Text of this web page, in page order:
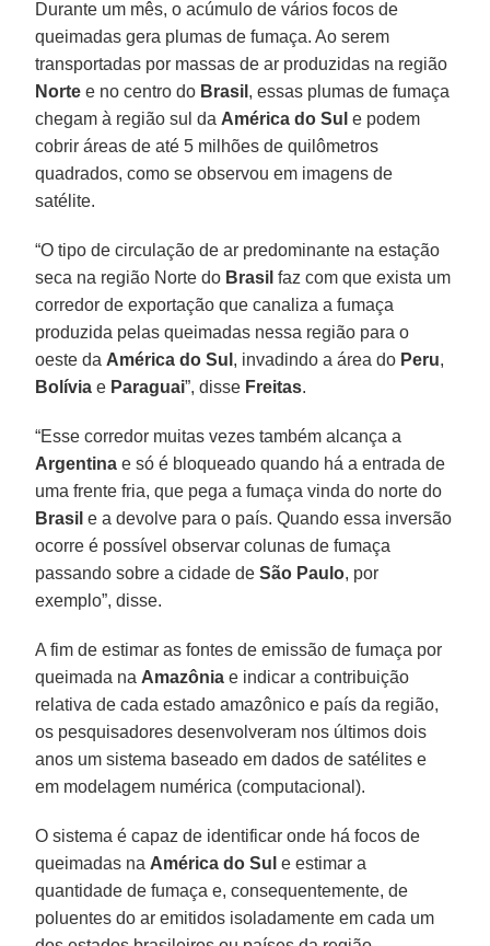
Durante um mês, o acúmulo de vários focos de
queimadas gera plumas de fumaça. Ao serem
transportadas por massas de ar produzidas na região
Norte e no centro do Brasil , essas plumas de fumaça
chegam à região sul da América do Sul e podem
cobrir áreas de até 5 milhões de quilômetros
quadrados, como se observou em imagens de
satélite.
“O tipo de circulação de ar predominante na estação
seca na região Norte do Brasil faz com que exista um
corredor de exportação que canaliza a fumaça
produzida pelas queimadas nessa região para o
oeste da América do Sul , invadindo a área do Peru,
Bolívia e Paraguai”, disse Freitas.
“Esse corredor muitas vezes também alcança a
Argentina e só é bloqueado quando há a entrada de
uma frente fria, que pega a fumaça vinda do norte do
Brasil e a devolve para o país. Quando essa inversão
ocorre é possível observar colunas de fumaça
passando sobre a cidade deSão Paulo, por
exemplo”, disse.
A fim de estimar as fontes de emissão de fumaça por
queimada na Amazônia e indicar a contribuição
relativa de cada estado amazônico e país da região,
os pesquisadores desenvolveram nos últimos dois
anos um sistema baseado em dados de satélites e
em modelagem numérica (computacional).
O sistema é capaz de identificar onde há focos de
queimadas na América do Sul e estimar a
quantidade de fumaça e, consequentemente, de
poluentes do ar emitidos isoladamente em cada um